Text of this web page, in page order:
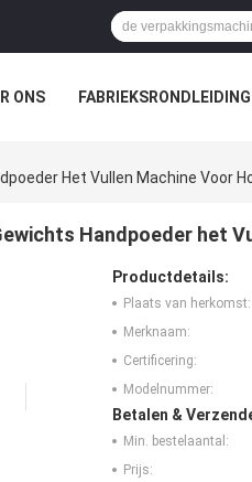
ONS FABRIEKSRONDLEIDING
Het Vullen Machine Voor
Handpoeder het
Productdetails:
Plaats van herkomst:
Merknaam:
Certificering:
Modelnummer:
Betalen &
Min. bestelaantal:
Prijs: